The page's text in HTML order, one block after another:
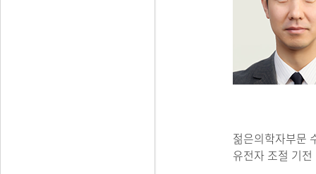
젊은의학자부문
유전자 조절 기